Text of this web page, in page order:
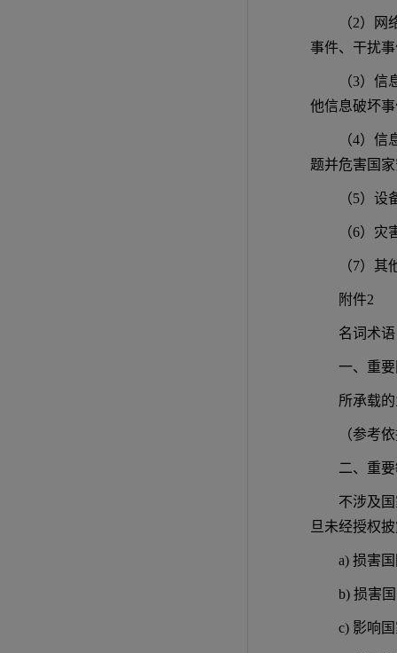
（2）
事件、干扰
（3）
他信息破坏
（4）
题并危害国
（5）
（6）
（7）
附件2
名词术语
一、重
所承载
（参考
二、重
不涉及
旦未经授权
a) 损害
b) 损害
c) 影响